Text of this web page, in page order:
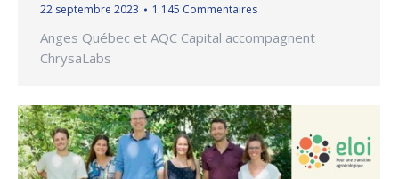
22 septembre 2023 1 145 Commentaires
Anges Québec et AQC Capital accompagnent
ChrysaLabs